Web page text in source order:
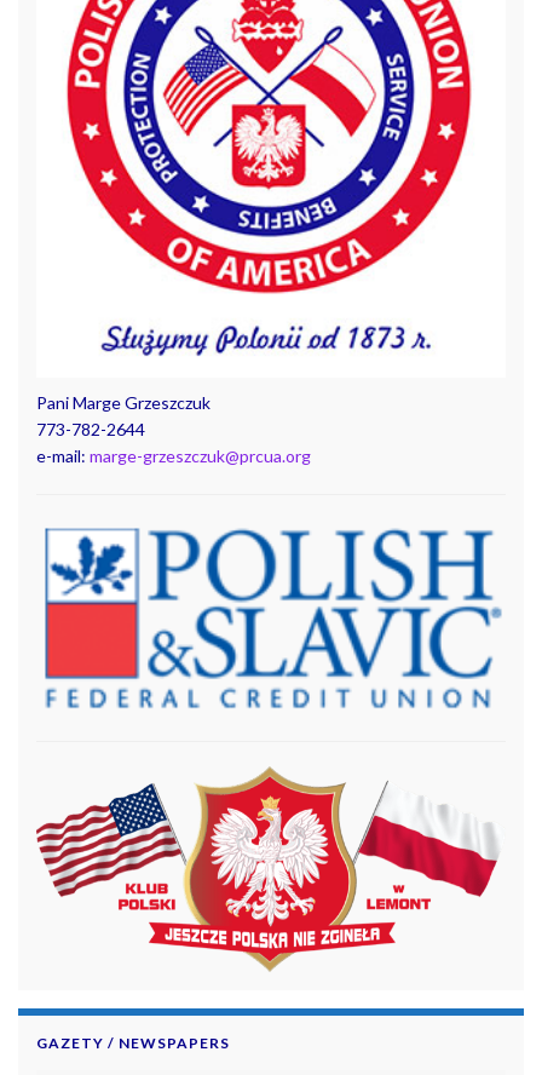
Pani Marge Grzeszczuk
773-782-2644
e-mail: marge-grzeszczuk@prcua.org
GAZETY / NEWSPAPERS